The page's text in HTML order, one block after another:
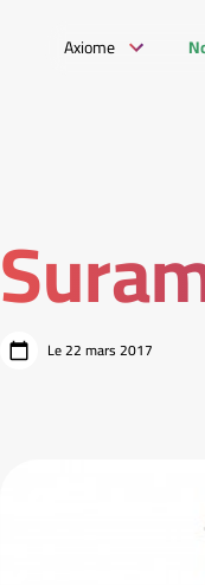
Axiome
Le 22 mars 2017